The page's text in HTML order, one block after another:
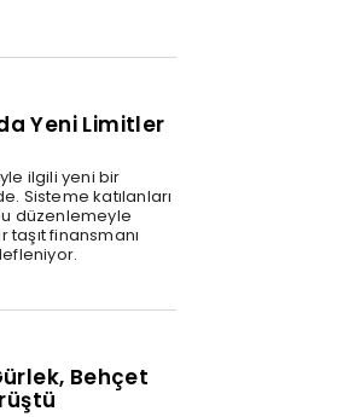
Yeni Limitler
ilgili yeni bir
Sisteme katılanları
düzenlemeyle
taşıt finansmanı
Behçet